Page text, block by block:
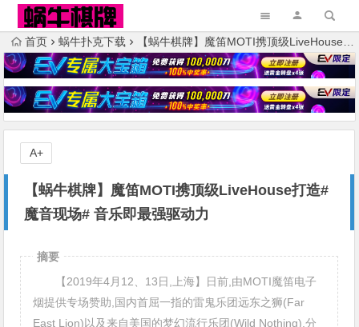
首页 蜗牛扑克下载 【蜗牛棋牌】魔笛MOTI携顶级LiveHouse打造#魔音现场# 音乐即最强驱动力
【蜗牛棋牌】魔笛MOTI携顶级LiveHouse打造#
魔音现场# 音乐即最强驱动力
A+
摘要
【2019年4月12、13日,上海】日前,由MOTI魔笛电子
烟提供专场赞助,国内首屈一指的雷鬼乐团远东之狮(Far
East Lion)以及来自美国的梦幻流行乐团(Wild Nothing),分